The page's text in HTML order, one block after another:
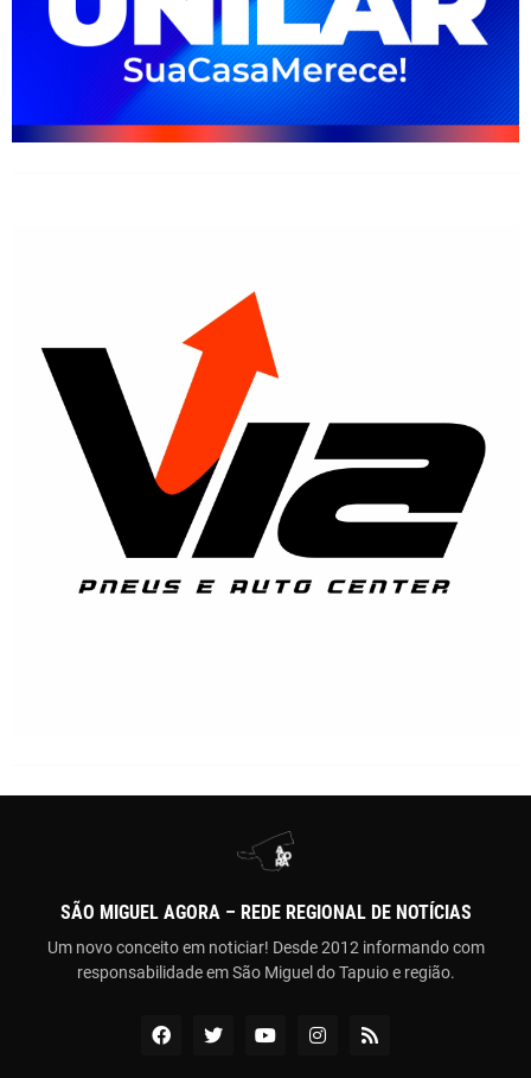
SÃO MIGUEL AGORA – REDE REGIONAL DE NOTÍCIAS
Um novo conceito em noticiar! Desde 2012 informando com
responsabilidade em São Miguel do Tapuio e região.